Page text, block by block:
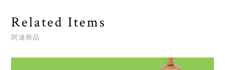
Related Items
関連商品